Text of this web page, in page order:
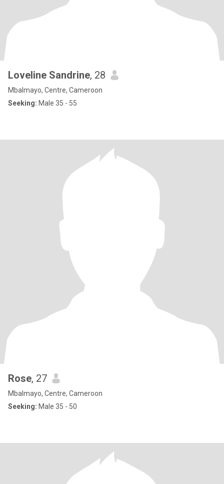
Loveline Sandrine, 28
Mbalmayo, Centre, Cameroon
Seeking: Male 35 - 55
Rose, 27
Mbalmayo, Centre, Cameroon
Seeking: Male 35 - 50